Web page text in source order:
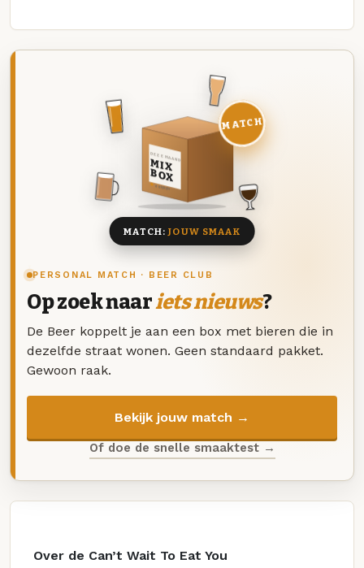
PERSONAL MATCH · BEER CLUB
Op zoek naariets nieuws?
De Beer koppelt je aan een box met bieren die in
dezelfde straat wonen. Geen standaard pakket.
Gewoon raak.
Bekijk jouw match →
Of doe de snelle smaaktest →
DEZE MAAND
MIX
BOX
8 BIEREN
MATCH
MATCH:JOUW SMAAK
Over de Can’t Wait To Eat You